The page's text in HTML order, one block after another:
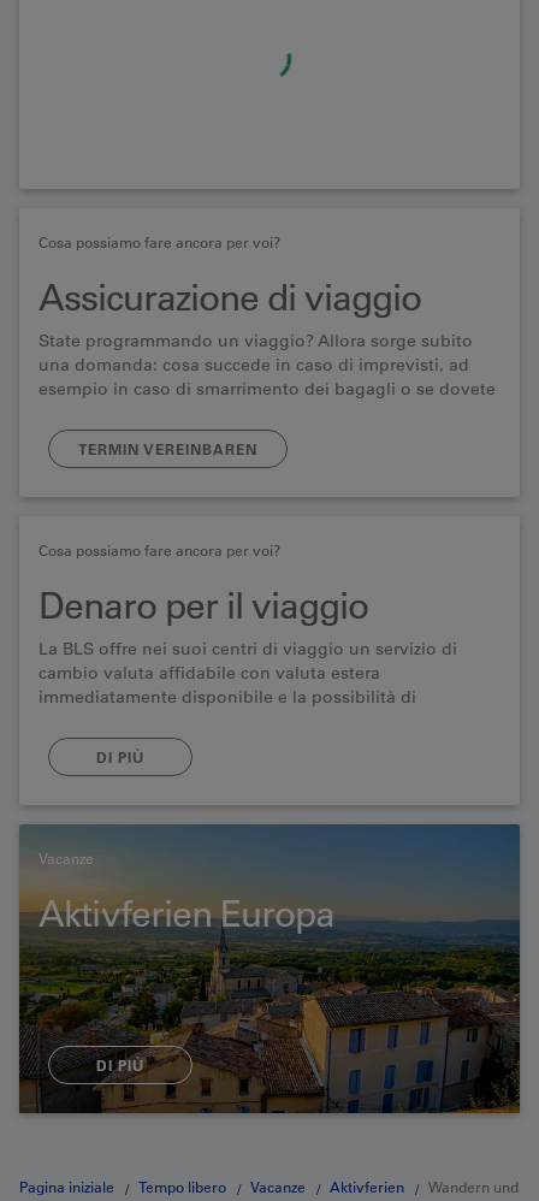
Cosa possiamo fare ancora per voi?
Assicurazione di viaggio
State programmando un viaggio? Allora sorge subito
una domanda: cosa succede in caso di imprevisti, ad
esempio in caso di smarrimento dei bagagli o se dovete
momento?
TERMIN VEREINBAREN
Cosa possiamo fare ancora per voi?
Denaro per il viaggio
La BLS offre nei suoi centri di viaggio un servizio di
cambio valuta affidabile con valuta estera
immediatamente disponibile e la possibilità di
DI PIÙ
Vacanze
Aktivferien Europa
DI PIÙ
Pagina iniziale Tempo libero Vacanze Aktivferien Wandern und